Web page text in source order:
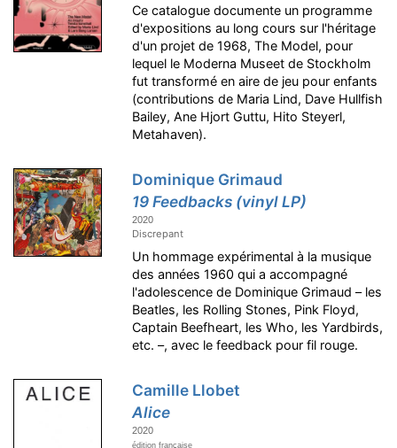
Ce catalogue documente un programme
d'expositions au long cours sur l'héritage
d'un projet de 1968, The Model, pour
lequel le Moderna Museet de Stockholm
fut transformé en aire de jeu pour enfants
(contributions de Maria Lind, Dave Hullfish
Bailey, Ane Hjort Guttu, Hito Steyerl,
Metahaven).
Dominique Grimaud
19 Feedbacks (vinyl LP)
2020
Discrepant
Un hommage expérimental à la musique
des années 1960 qui a accompagné
l'adolescence de Dominique Grimaud – les
Beatles, les Rolling Stones, Pink Floyd,
Captain Beefheart, les Who, les Yardbirds,
etc. –, avec le feedback pour fil rouge.
Camille Llobet
Alice
2020
édition française